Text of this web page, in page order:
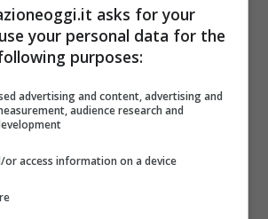
asks for your
your personal data for the
purposes:
advertising and content, advertising and
audience research and
or access information on a device